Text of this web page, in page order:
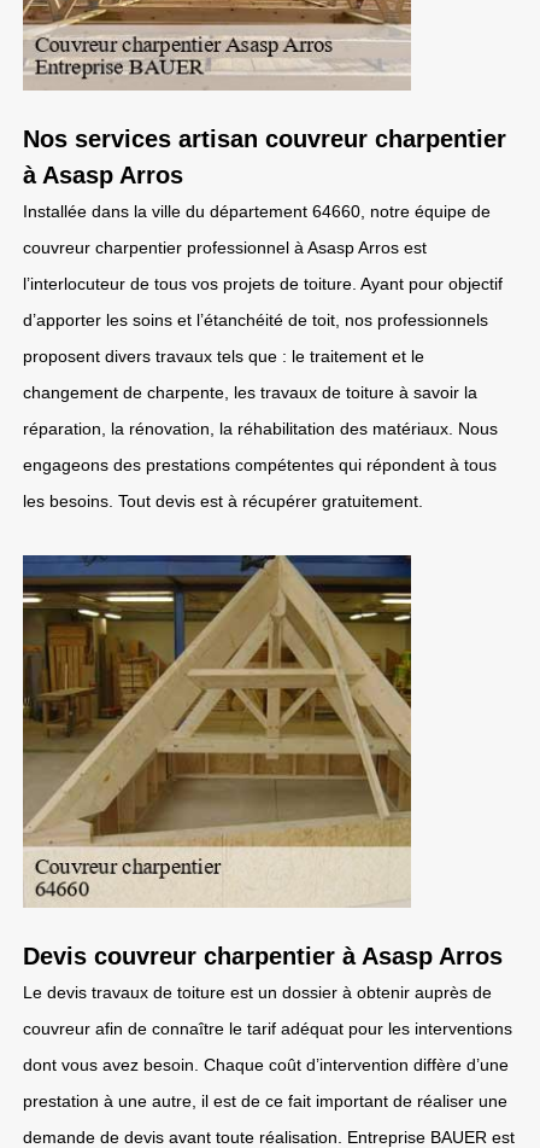
Nos services artisan couvreur charpentier
à Asasp Arros
Installée dans la ville du département 64660, notre équipe de
couvreur charpentier professionnel à Asasp Arros est
l’interlocuteur de tous vos projets de toiture. Ayant pour objectif
d’apporter les soins et l’étanchéité de toit, nos professionnels
proposent divers travaux tels que : le traitement et le
changement de charpente, les travaux de toiture à savoir la
réparation, la rénovation, la réhabilitation des matériaux. Nous
engageons des prestations compétentes qui répondent à tous
les besoins. Tout devis est à récupérer gratuitement.
Devis couvreur charpentier à Asasp Arros
Le devis travaux de toiture est un dossier à obtenir auprès de
couvreur afin de connaître le tarif adéquat pour les interventions
dont vous avez besoin. Chaque coût d’intervention diffère d’une
prestation à une autre, il est de ce fait important de réaliser une
demande de devis avant toute réalisation. Entreprise BAUER est